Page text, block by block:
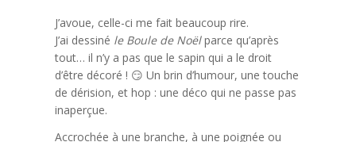
J’avoue, celle-ci me fait beaucoup rire.
J’ai dessiné le Boule de Noëlparce qu’après
tout… il n’y a pas que le sapin qui a le droit
d’être décoré ! 😏 Un brin d’humour, une touche
de dérision, et hop : une déco qui ne passe pas
inaperçue.
Accrochée à une branche, à une poignée ou